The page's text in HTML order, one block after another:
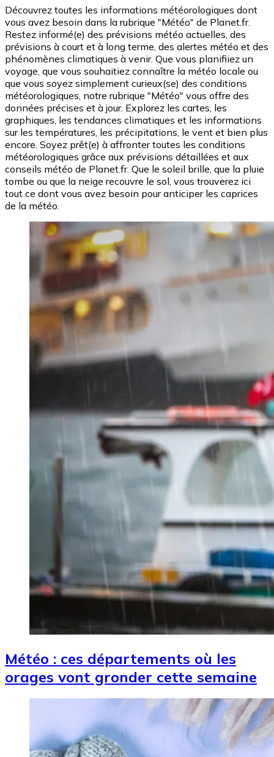
Découvrez toutes les informations météorologiques dont
vous avez besoin dans la rubrique "Météo" de Planet.fr.
Restez informé(e) des prévisions météo actuelles, des
prévisions à court et à long terme, des alertes météo et des
phénomènes climatiques à venir. Que vous planifiiez un
voyage, que vous souhaitiez connaître la météo locale ou
que vous soyez simplement curieux(se) des conditions
météorologiques, notre rubrique "Météo" vous offre des
données précises et à jour. Explorez les cartes, les
graphiques, les tendances climatiques et les informations
sur les températures, les précipitations, le vent et bien plus
encore. Soyez prêt(e) à affronter toutes les conditions
météorologiques grâce aux prévisions détaillées et aux
conseils météo de Planet.fr. Que le soleil brille, que la pluie
tombe ou que la neige recouvre le sol, vous trouverez ici
tout ce dont vous avez besoin pour anticiper les caprices
de la météo.
Image
Météo : ces départements où les
orages vont gronder cette semaine